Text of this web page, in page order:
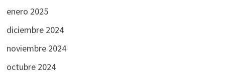
enero 2025
diciembre 2024
noviembre 2024
octubre 2024